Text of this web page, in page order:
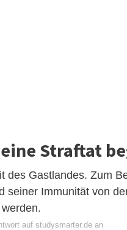
Straftat
des Gastlandes. Zum
seiner Immunität von
auf studysmarter.de an